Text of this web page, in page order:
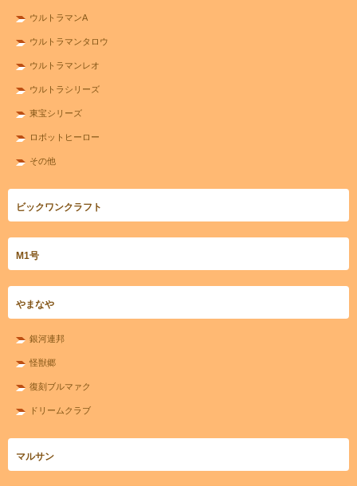
ウルトラマンA
ウルトラマンタロウ
ウルトラマンレオ
ウルトラシリーズ
東宝シリーズ
ロボットヒーロー
その他
ビックワンクラフト
M1号
やまなや
銀河連邦
怪獣郷
復刻ブルマァク
ドリームクラブ
マルサン